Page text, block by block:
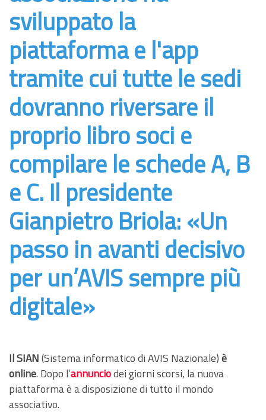
sviluppato la
piattaforma e l'app
tramite cui tutte le sedi
dovranno riversare il
proprio libro soci e
compilare le schede A, B
e C. Il presidente
Gianpietro Briola: «Un
passo in avanti decisivo
per un’AVIS sempre più
digitale»
Il SIAN(Sistema informatico di AVIS Nazionale)è
online. Dopo l’annunciodei giorni scorsi, la nuova
piattaforma è a disposizione di tutto il mondo
associativo.